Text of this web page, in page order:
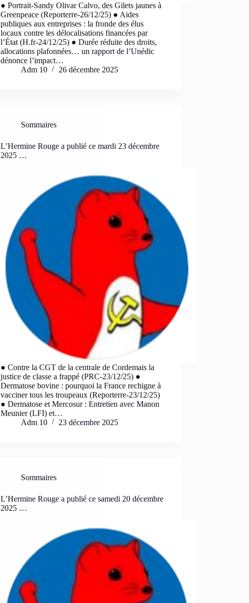
● Portrait-Sandy Olivar Calvo, des Gilets jaunes à
Greenpeace (Reporterre-26/12/25) ● Aides
publiques aux entreprises : la fronde des élus
locaux contre les délocalisations financées par
l’État (H.fr-24/12/25) ● Durée réduite des droits,
allocations plafonnées… un rapport de l’Unédic
dénonce l’impact…
Adm 10
26 décembre 2025
Sommaires
L’Hermine Rouge a publié ce mardi 23 décembre
2025 …
● Contre la CGT de la centrale de Cordemais la
justice de classe a frappé (PRC-23/12/25) ●
Dermatose bovine : pourquoi la France rechigne à
vacciner tous les troupeaux (Reporterre-23/12/25)
● Dermatose et Mercosur : Entretien avec Manon
Meunier (LFI) et…
Adm 10
23 décembre 2025
Sommaires
L’Hermine Rouge a publié ce samedi 20 décembre
2025 …